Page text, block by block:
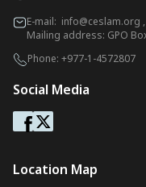
E-mail: info@ceslam.org ,
Mailing address: GPO
Phone: +977-1-4572807
Social Media
Location Map